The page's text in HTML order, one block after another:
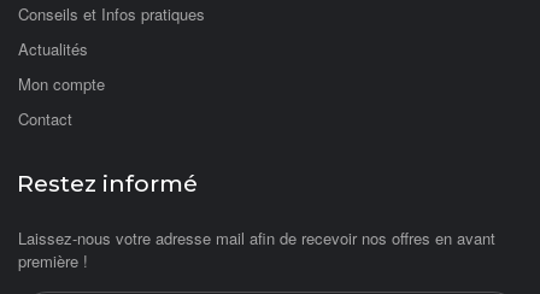
Conseils et Infos pratiques
Actualités
Mon compte
Contact
Restez informé
Laissez-nous votre adresse mail afin de recevoir nos offres en avant
première !